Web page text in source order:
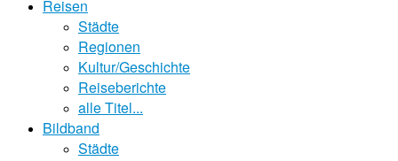
Reisen
Städte
Regionen
Kultur/Geschichte
Reiseberichte
alle Titel...
Bildband
Städte